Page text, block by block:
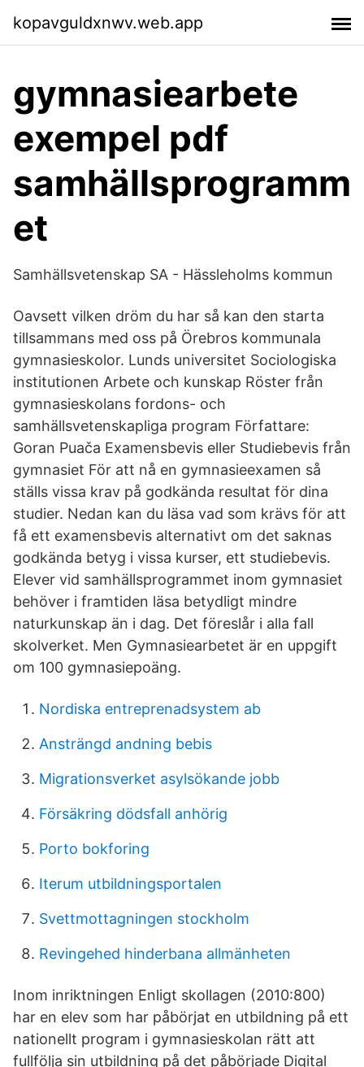
kopavguldxnwv.web.app
gymnasiearbete
exempel pdf
samhällsprogramm
et
Samhällsvetenskap SA - Hässleholms kommun
Oavsett vilken dröm du har så kan den starta
tillsammans med oss på Örebros kommunala
gymnasieskolor. Lunds universitet Sociologiska
institutionen Arbete och kunskap Röster från
gymnasieskolans fordons- och
samhällsvetenskapliga program Författare:
Goran Puača Examensbevis eller Studiebevis från
gymnasiet För att nå en gymnasieexamen så
ställs vissa krav på godkända resultat för dina
studier. Nedan kan du läsa vad som krävs för att
få ett examensbevis alternativt om det saknas
godkända betyg i vissa kurser, ett studiebevis.
Elever vid samhällsprogrammet inom gymnasiet
behöver i framtiden läsa betydligt mindre
naturkunskap än i dag. Det föreslår i alla fall
skolverket. Men Gymnasiearbetet är en uppgift
om 100 gymnasiepoäng.
Nordiska entreprenadsystem ab
Ansträngd andning bebis
Migrationsverket asylsökande jobb
Försäkring dödsfall anhörig
Porto bokforing
Iterum utbildningsportalen
Svettmottagningen stockholm
Revingehed hinderbana allmänheten
Inom inriktningen Enligt skollagen (2010:800)
har en elev som har påbörjat en utbildning på ett
nationellt program i gymnasieskolan rätt att
fullfölja sin utbildning på det påbörjade Digital